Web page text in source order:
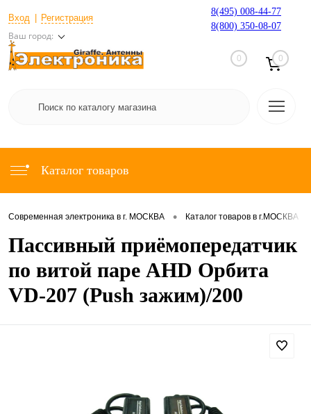
Вход Регистрация
Ваш город:
8(495) 008-44-77
8(800) 350-08-07
0 0
Каталог товаров
Современная электроника в г. МОСКВА • Каталог товаров в г.МОСКВА
Пассивный приёмопередатчик
по витой паре AHD Орбита
VD-207 (Push зажим)/200